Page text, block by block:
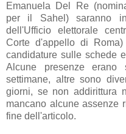
Emanuela Del Re (
per il Sahel ) saranno
dell'Ufficio elettorale
Corte d'appello di
candidature sulle schede
Alcune presenze erano
settimane, altre sono
giorni, se non addirittura
mancano alcune assenze
fine dell'articolo.